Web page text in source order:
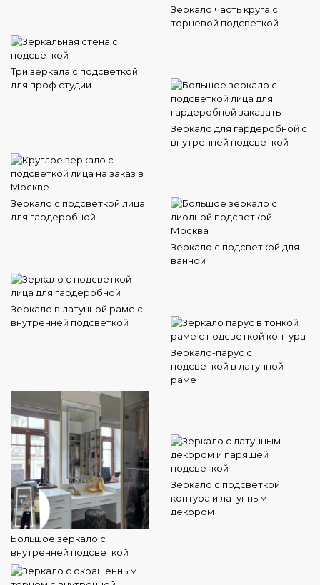
Зеркало часть круга с
торцевой подсветкой
Три зеркала с подсветкой
для проф студии
Зеркало для гардеробной с
внутренней подсветкой
Зеркало с подсветкой лица
для гардеробной
Зеркало с подсветкой для
ванной
Зеркало в латунной раме с
внутренней подсветкой
Зеркало-парус с
подсветкой в латунной
раме
Большое зеркало с
внутренней подсветкой
Зеркало с подсветкой
контура и латунным
декором